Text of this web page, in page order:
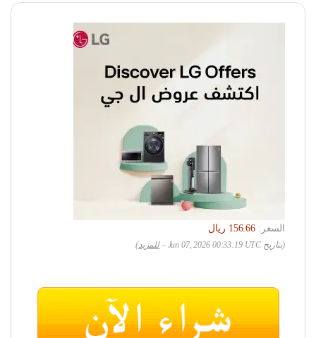
السعر:
‏156.66 ريال
(بتاريخ Jun 07, 2026 00:33:19 UTC – للمزيد)